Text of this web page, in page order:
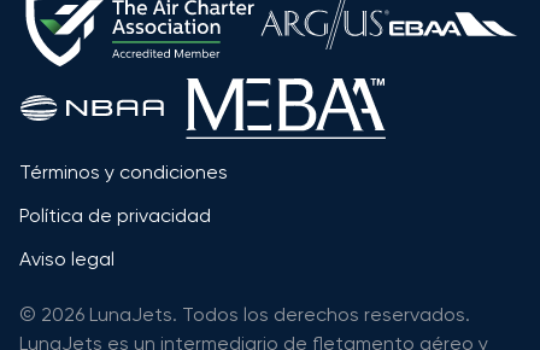
Términos y condiciones
Política de privacidad
Aviso legal
© 2026 LunaJets. Todos los derechos reservados.
LunaJets es un intermediario de fletamento aéreo y